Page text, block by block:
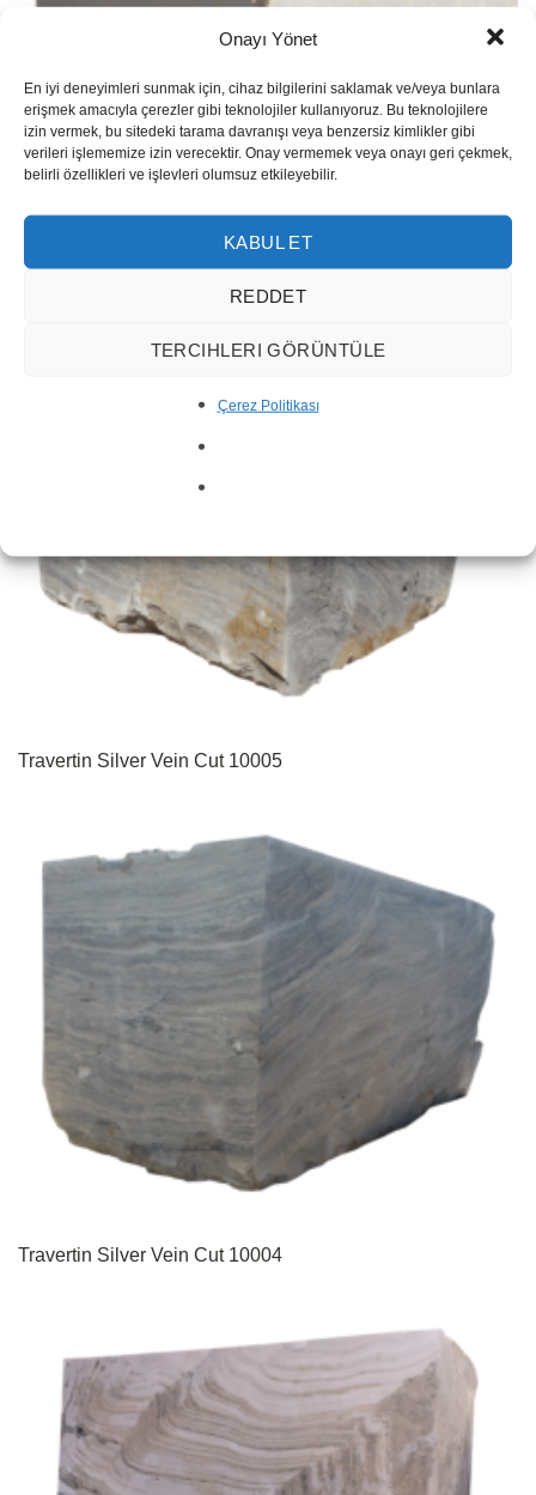
Onayı Yönet
En iyi deneyimleri sunmak için, cihaz bilgilerini saklamak ve/veya bunlara
erişmek amacıyla çerezler gibi teknolojiler kullanıyoruz. Bu teknolojilere
izin vermek, bu sitedeki tarama davranışı veya benzersiz kimlikler gibi
verileri işlememize izin verecektir. Onay vermemek veya onayı geri çekmek,
belirli özellikleri ve işlevleri olumsuz etkileyebilir.
KABUL ET
REDDET
TERCIHLERI GÖRÜNTÜLE
Çerez Politikası
Travertin Blanc 10001
Travertin Silver Vein Cut 10005
Travertin Silver Vein Cut 10004